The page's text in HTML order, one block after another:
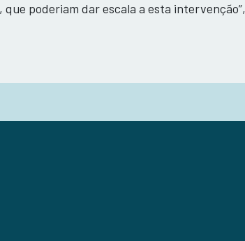
poderiam dar escala a esta intervenção”,